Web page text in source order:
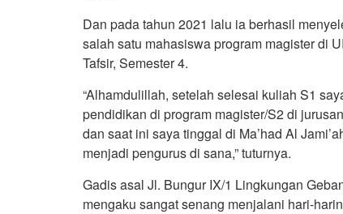
Dan pada tahun 2021 lalu ia berhasil
salah satu mahasiswa program magister di
Tafsir, Semester 4.
“Alhamdulillah, setelah selesai kuliah S1
pendidikan di program magister/S2 di
dan saat ini saya tinggal di Ma’had Al
menjadi pengurus di sana,” tuturnya.
Gadis asal Jl. Bungur IX/1 Lingkungan
mengaku sangat senang menjalani hari-